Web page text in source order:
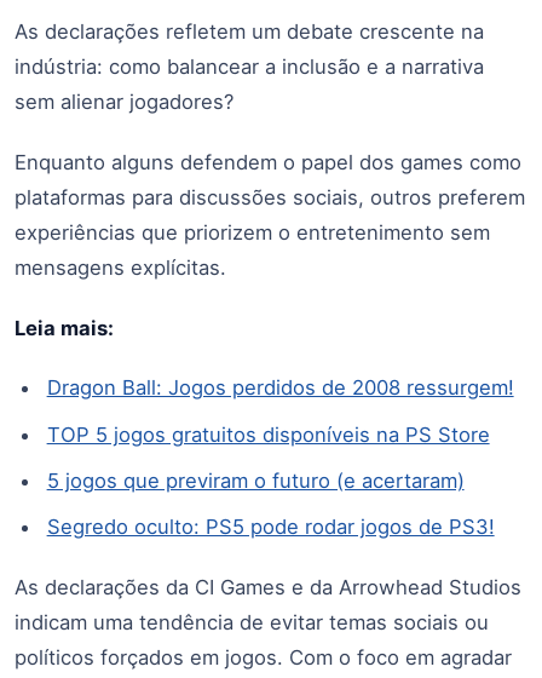
As declarações refletem um debate crescente na
indústria: como balancear a inclusão e a narrativa
sem alienar jogadores?
Enquanto alguns defendem o papel dos games como
plataformas para discussões sociais, outros preferem
experiências que priorizem o entretenimento sem
mensagens explícitas.
Leia mais:
Dragon Ball: Jogos perdidos de 2008 ressurgem!
TOP 5 jogos gratuitos disponíveis na PS Store
5 jogos que previram o futuro (e acertaram)
Segredo oculto: PS5 pode rodar jogos de PS3!
As declarações da CI Games e da Arrowhead Studios
indicam uma tendência de evitar temas sociais ou
políticos forçados em jogos. Com o foco em agradar